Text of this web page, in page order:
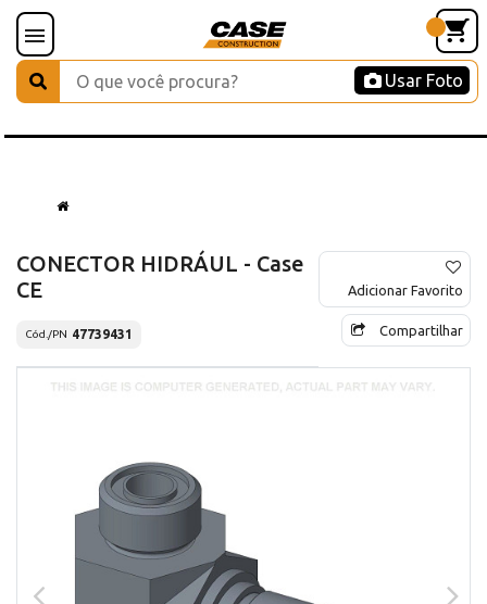
Usar Foto
CONECTOR HIDRÁUL - Case
CE
Cód./PN 47739431
Adicionar Favorito
Compartilhar